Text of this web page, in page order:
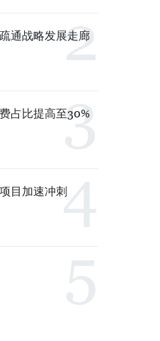
通战略发展走廊
占比提高至30%
目加速冲刺